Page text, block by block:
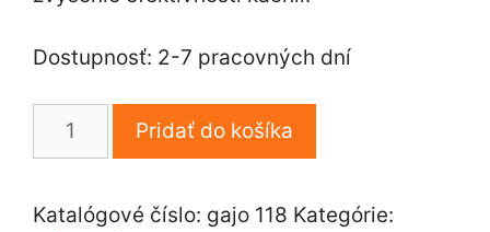
Dostupnosť: 2-7 pracovných dní
množstvo
118mm
Pridať do košíka
Katalógové číslo: gajo 118 Kategórie: